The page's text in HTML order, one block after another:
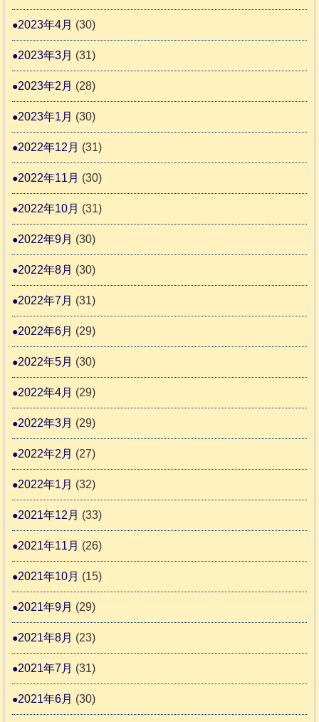
2023年4月 (30)
2023年3月 (31)
2023年2月 (28)
2023年1月 (30)
2022年12月 (31)
2022年11月 (30)
2022年10月 (31)
2022年9月 (30)
2022年8月 (30)
2022年7月 (31)
2022年6月 (29)
2022年5月 (30)
2022年4月 (29)
2022年3月 (29)
2022年2月 (27)
2022年1月 (32)
2021年12月 (33)
2021年11月 (26)
2021年10月 (15)
2021年9月 (29)
2021年8月 (23)
2021年7月 (31)
2021年6月 (30)